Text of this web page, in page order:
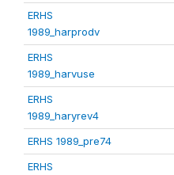
ERHS
1989_harprodv
ERHS
1989_harvuse
ERHS
1989_haryrev4
ERHS 1989_pre74
ERHS